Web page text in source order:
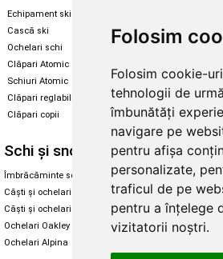
Folosim
Folosim cookie-
tehnologii de
îmbunătăți
navigare pe
pentru afișa
personalizate,
traficul de pe
pentru a înțelege
vizitatorii noștri.
Echipament ski
Cască ski
Ochelari schi
Clăpari Atomic
Schiuri Atomic
Clăpari reglabili
Clăpari copii
Santa
Enuff
Schi și snowboard
Îmbrăcăminte schi și snowboard
Căști și ochelari de iarnă
Căști și ochelari Alpina
Ochelari Oakley
Ochelari Alpina
Cum aleg
Cum aleg
Ochelari
Ochelari